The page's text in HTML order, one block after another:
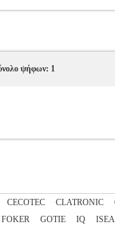
ψήφων: 1
CECOTEC CLATRONIC
FOKER GOTIE IQ